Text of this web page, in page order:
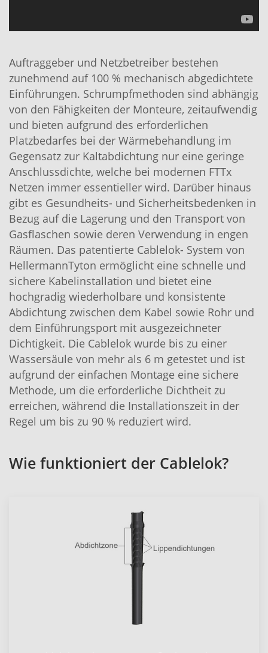
Auftraggeber und Netzbetreiber bestehen
zunehmend auf 100 % mechanisch abgedichtete
Einführungen. Schrumpfmethoden sind abhängig
von den Fähigkeiten der Monteure, zeitaufwendig
und bieten aufgrund des erforderlichen
Platzbedarfes bei der Wärmebehandlung im
Gegensatz zur Kaltabdichtung nur eine geringe
Anschlussdichte, welche bei modernen FTTx
Netzen immer essentieller wird. Darüber hinaus
gibt es Gesundheits- und Sicherheitsbedenken in
Bezug auf die Lagerung und den Transport von
Gasflaschen sowie deren Verwendung in engen
Räumen. Das patentierte Cablelok- System von
HellermannTyton ermöglicht eine schnelle und
sichere Kabelinstallation und bietet eine
hochgradig wiederholbare und konsistente
Abdichtung zwischen dem Kabel sowie Rohr und
dem Einführungsport mit ausgezeichneter
Dichtigkeit. Die Cablelok wurde bis zu einer
Wassersäule von mehr als 6 m getestet und ist
aufgrund der einfachen Montage eine sichere
Methode, um die erforderliche Dichtheit zu
erreichen, während die Installationszeit in der
Regel um bis zu 90 % reduziert wird.
Wie funktioniert der Cablelok?